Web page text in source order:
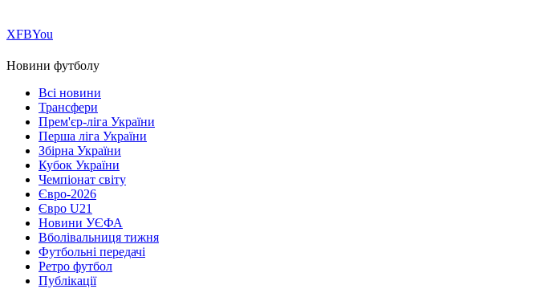
ХFBYou
Новини футболу
Всі новини
Трансфери
Прем'єр-ліга України
Перша ліга України
Збірна України
Кубок України
Чемпіонат світу
Євро-2026
Євро U21
Новини УЄФА
Вболівальниця тижня
Футбольні передачі
Ретро футбол
Публікації